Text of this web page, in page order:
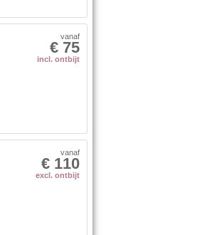
€ 75
vanaf
incl. ontbijt
€ 110
vanaf
excl. ontbijt